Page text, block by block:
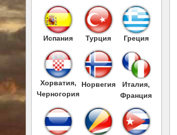
Испания Турция Греция
Хорватия,
Черногория
Норвегия
Италия,
Франция